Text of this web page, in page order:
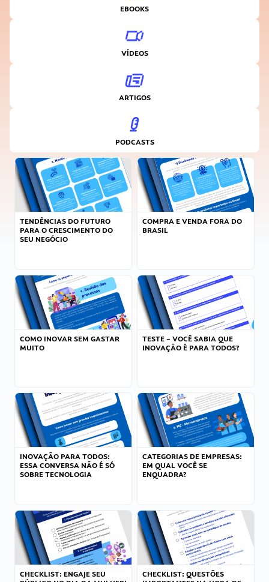
EBOOKS
VÍDEOS
ARTIGOS
PODCASTS
TENDÊNCIAS DO FUTURO
PARA O CRESCIMENTO DO
SEU NEGÓCIO
COMPRA E VENDA FORA DO
BRASIL
COMO INOVAR SEM GASTAR
MUITO
TESTE – VOCÊ SABIA QUE
INOVAÇÃO É PARA TODOS?
INOVAÇÃO PARA TODOS:
ESSA CONVERSA NÃO É SÓ
SOBRE TECNOLOGIA
CATEGORIAS DE EMPRESAS:
EM QUAL VOCÊ SE
ENQUADRA?
CHECKLIST: ENGAJE SEU
CHECKLIST: QUESTÕES